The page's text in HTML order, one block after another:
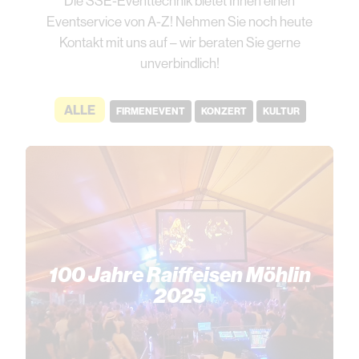
Eventservice von A-Z! Nehmen Sie noch heute
Kontakt mit uns auf – wir beraten Sie gerne
unverbindlich!
ALLE FIRMENEVENT KONZERT KULTUR
100 Jahre Raiffeisen Möhlin
2025